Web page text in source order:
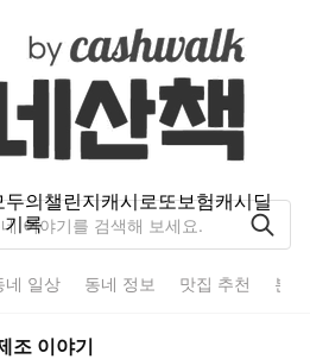
두의챌린지캐시로또보험캐시딜
록
네 일상 동네 정보 맛집 추천 분
조 이야기